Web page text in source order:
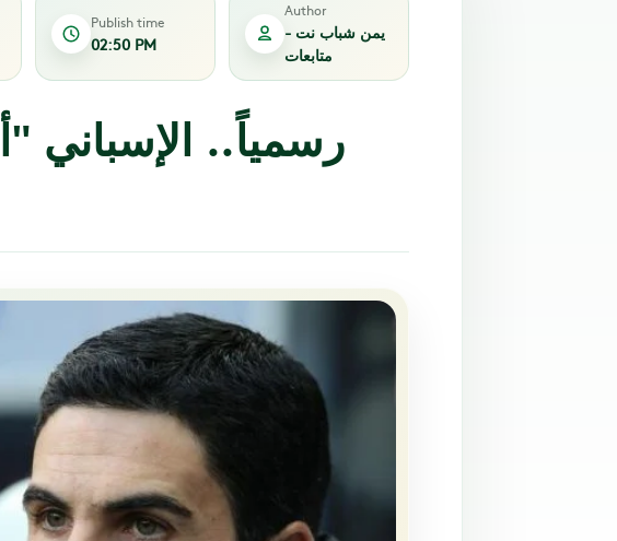
Publish time
02:50 PM
Author
يمن شباب نت -
متابعات
رسمياً.. الإسباني